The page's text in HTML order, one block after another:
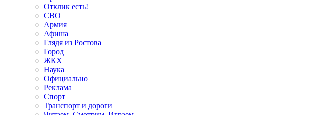
Отклик есть!
СВО
Армия
Афиша
Глядя из Ростова
Город
ЖКХ
Наука
Официально
Реклама
Спорт
Транспорт и дороги